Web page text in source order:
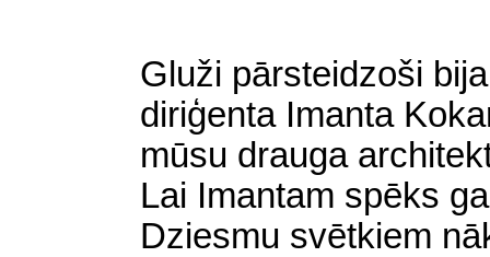
Gluži pārsteidzoši
diriģenta Imanta
mūsu drauga
Lai Imantam spēks
Dziesmu svētkiem